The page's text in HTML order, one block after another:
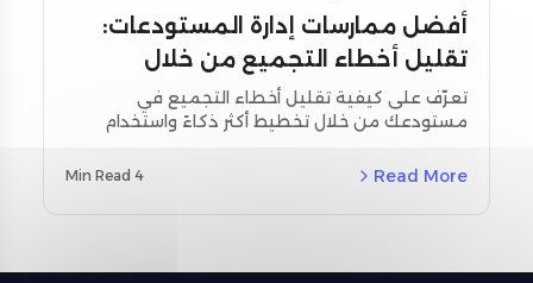
أفضل ممارسات إدارة المستودعات:
تقليل أخطاء التجميع من خلال
تحسين التخطيط واستخدام أدوات
المسح
تعرّف على كيفية تقليل أخطاء التجميع في
مستودعك من خلال تخطيط أكثر ذكاءً واستخدام
مخصصة لمنطقة الشرق الأوسط وشمال أفريقيا
المستودعات من أومنيفل (Omniful WMS).
Read More
4 Min Read